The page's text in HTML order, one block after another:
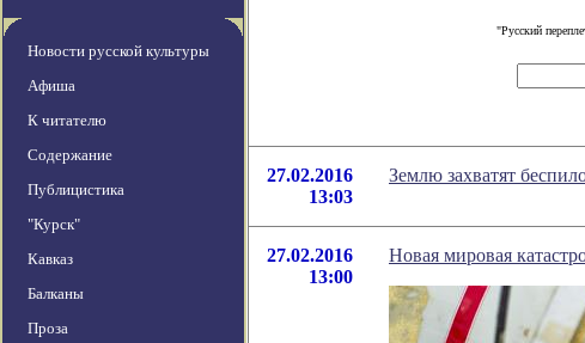
Новости русской культуры
Афиша
К читателю
Содержание
Публицистика
"Курск"
Кавказ
Балканы
Проза
"Русский
27.02.2016
13:03
Землю захватят
27.02.2016
13:00
Новая мировая